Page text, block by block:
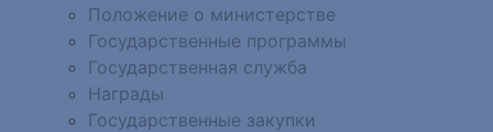
Положение о министерстве
Государственные программы
Государственная служба
Награды
Государственные закупки